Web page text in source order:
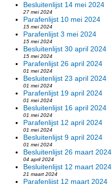
Besluitenlijst 14 mei 2024
27 mei 2024
Parafenlijst 10 mei 2024
15 mei 2024
Parafenlijst 3 mei 2024
15 mei 2024
Besluitenlijst 30 april 2024
15 mei 2024
Parafenlijst 26 april 2024
01 mei 2024
Besluitenlijst 23 april 2024
01 mei 2024
Parafenlijst 19 april 2024
01 mei 2024
Besluitenlijst 16 april 2024
01 mei 2024
Parafenlijst 12 april 2024
01 mei 2024
Besluitenlijst 9 april 2024
01 mei 2024
Besluitenlijst 26 maart 2024
04 april 2024
Besluitenlijst 12 maart 2024
21 maart 2024
Parafenlijst 12 maart 2024